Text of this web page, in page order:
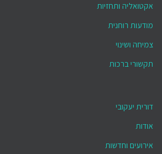
אקטואליה ותחזיות
מודעות רוחנית
צמיחה ושינוי
תקשורי ברכות
דורית יעקובי
אודות
אירועים וחדשות